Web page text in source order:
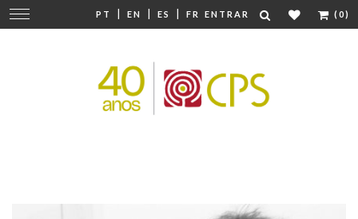
PT | EN | ES | FR ENTRAR (0)
Mudar
navegação